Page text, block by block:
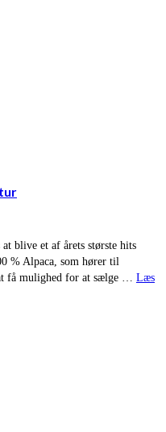
blive et af årets største hits
% Alpaca, som hører til
få mulighed for at sælge … Læs